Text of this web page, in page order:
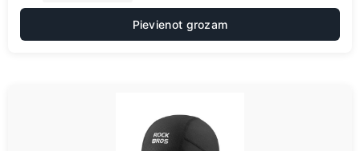
Pievienot grozam